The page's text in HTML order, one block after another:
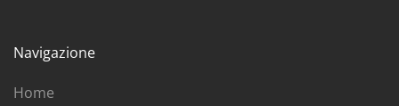
Navigazione
Home